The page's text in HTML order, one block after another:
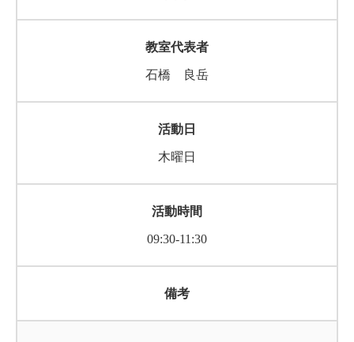
石橋 良岳
木曜日
09:30-11:30